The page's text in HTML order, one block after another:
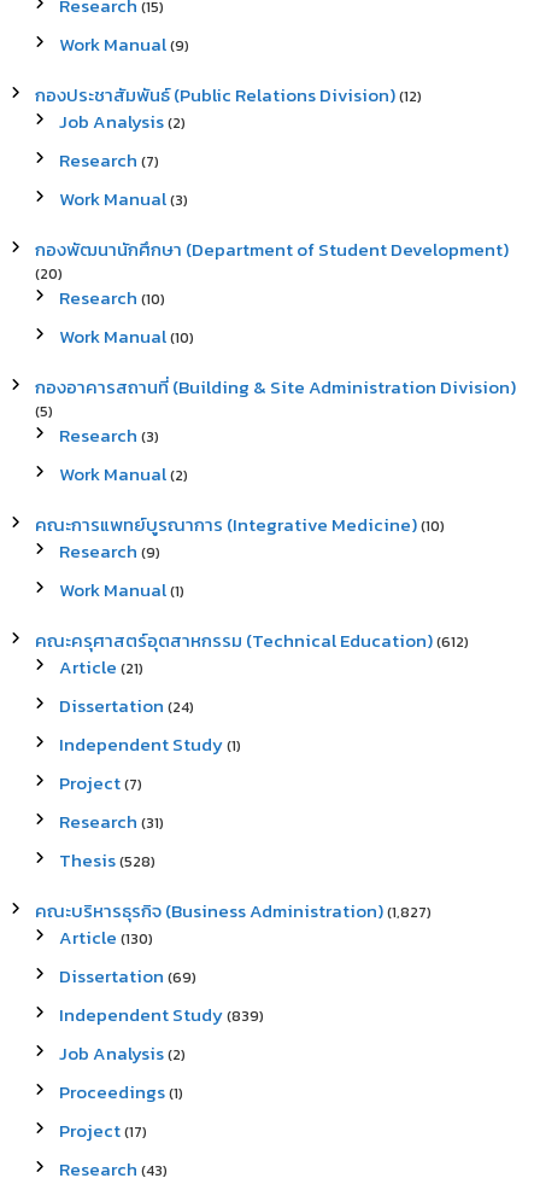
(15)
Work Manual(9)
กองประชาสัมพันธ์ (Public Relations Division)(12)
Job Analysis(2)
Research (7)
Work Manual(3)
กองพัฒนานักศึกษา (Department of Student Development)
(20)
Research (10)
Work Manual(10)
กองอาคารสถานที่ (Building & Site Administration Division)
(5)
Research (3)
Work Manual(2)
คณะการแพทย์บูรณาการ (Integrative Medicine)(10)
Research (9)
Work Manual(1)
คณะครุศาสตร์อุตสาหกรรม (Technical Education)(612)
Article (21)
Dissertation (24)
Independent Study(1)
Project(7)
Research (31)
Thesis(528)
คณะบริหารธุรกิจ (Business Administration)(1,827)
Article (130)
Dissertation (69)
Independent Study(839)
Job Analysis(2)
Proceedings(1)
Project(17)
Research (43)